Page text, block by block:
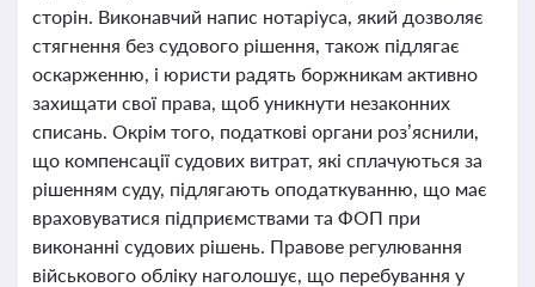
сторін. Виконавчий напис нотаріуса, який дозволяє
стягнення без судового рішення, також підлягає
оскарженню, і юристи радять боржникам активно
захищати свої права, щоб уникнути незаконних
списань. Окрім того, податкові органи роз’яснили,
що компенсації судових витрат, які сплачуються за
рішенням суду, підлягають оподаткуванню, що має
враховуватися підприємствами та ФОП при
виконанні судових рішень. Правове регулювання
військового обліку наголошує, що перебування у